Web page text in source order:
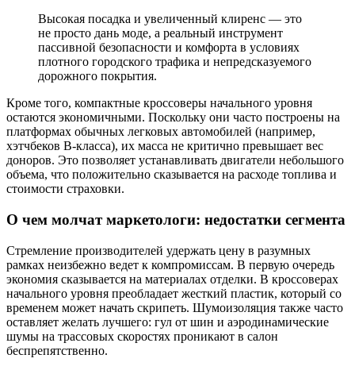
Высокая посадка и увеличенный клиренс — это
не просто дань моде, а реальный инструмент
пассивной безопасности и комфорта в условиях
плотного городского трафика и непредсказуемого
дорожного покрытия.
Кроме того, компактные кроссоверы начального уровня
остаются экономичными. Поскольку они часто построены на
платформах обычных легковых автомобилей (например,
хэтчбеков B-класса), их масса не критично превышает вес
доноров. Это позволяет устанавливать двигатели небольшого
объема, что положительно сказывается на расходе топлива и
стоимости страховки.
О чем молчат маркетологи: недостатки сегмента
Стремление производителей удержать цену в разумных
рамках неизбежно ведет к компромиссам. В первую очередь
экономия сказывается на материалах отделки. В кроссоверах
начального уровня преобладает жесткий пластик, который со
временем может начать скрипеть. Шумоизоляция также часто
оставляет желать лучшего: гул от шин и аэродинамические
шумы на трассовых скоростях проникают в салон
беспрепятственно.